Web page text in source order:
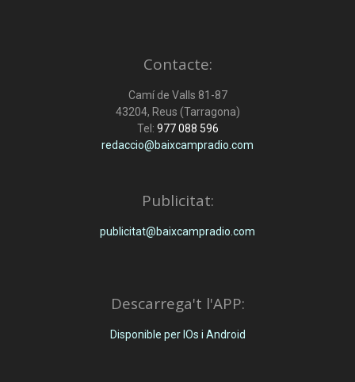
Contacte:
Camí de Valls 81-87
43204, Reus (Tarragona)
Tel: 977 088 596
redaccio@baixcampradio.com
Publicitat:
publicitat@baixcampradio.com
Descarrega't l'APP:
Disponible per IOs i Android